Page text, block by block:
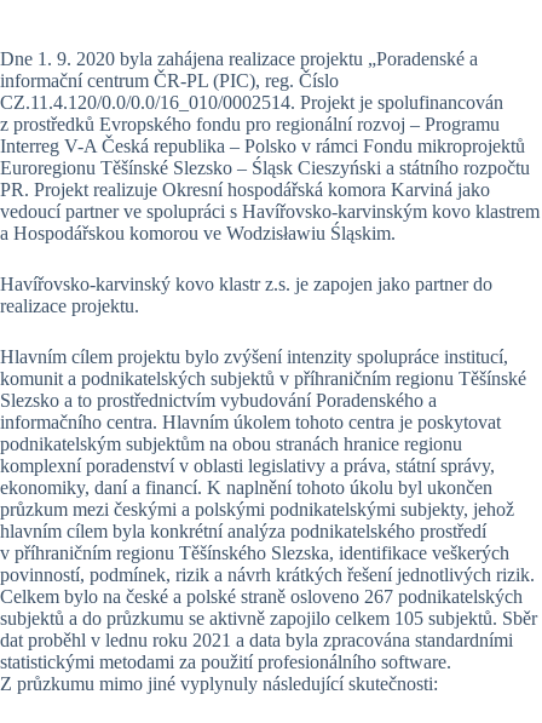
Dne 1. 9. 2020 byla zahájena realizace projektu „Poradenské a
informační centrum ČR-PL (PIC), reg. Číslo
CZ.11.4.120/0.0/0.0/16_010/0002514. Projekt je spolufinancován
z prostředků Evropského fondu pro regionální rozvoj – Programu
Interreg V-A Česká republika – Polsko v rámci Fondu mikroprojektů
Euroregionu Těšínské Slezsko – Śląsk Cieszyński a státního rozpočtu
PR. Projekt realizuje Okresní hospodářská komora Karviná jako
vedoucí partner ve spolupráci s Havířovsko-karvinským kovo klastrem
a Hospodářskou komorou ve Wodzisławiu Śląskim.
Havířovsko-karvinský kovo klastr z.s. je zapojen jako partner do
realizace projektu.
Hlavním cílem projektu bylo zvýšení intenzity spolupráce institucí,
komunit a podnikatelských subjektů v příhraničním regionu Těšínské
Slezsko a to prostřednictvím vybudování Poradenského a
informačního centra. Hlavním úkolem tohoto centra je poskytovat
podnikatelským subjektům na obou stranách hranice regionu
komplexní poradenství v oblasti legislativy a práva, státní správy,
ekonomiky, daní a financí. K naplnění tohoto úkolu byl ukončen
průzkum mezi českými a polskými podnikatelskými subjekty, jehož
hlavním cílem byla konkrétní analýza podnikatelského prostředí
v příhraničním regionu Těšínského Slezska, identifikace veškerých
povinností, podmínek, rizik a návrh krátkých řešení jednotlivých rizik.
Celkem bylo na české a polské straně osloveno 267 podnikatelských
subjektů a do průzkumu se aktivně zapojilo celkem 105 subjektů. Sběr
dat proběhl v lednu roku 2021 a data byla zpracována standardními
statistickými metodami za použití profesionálního software.
Z průzkumu mimo jiné vyplynuly následující skutečnosti: